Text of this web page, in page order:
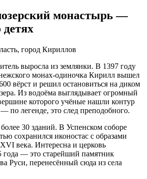
монастырь —
город Кириллов
выросла из землянки. В 1397 году
монах‑одиночка Кирилл вышел
вёрст и решил остановиться на диком
Из водоёма выглядывает огромный
которого учёные нашли контур
по легенде, это след преподобного.
30 зданий. В Успенском соборе
сохранился иконостас с образами
века. Интересна и церковь
года — это старейший памятник
Руси, перенесённый сюда из села